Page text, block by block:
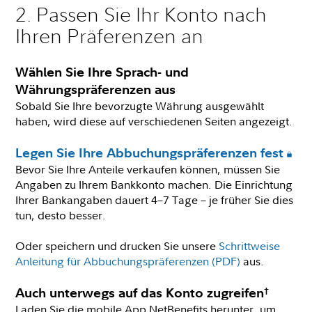
2. Passen Sie Ihr Konto nach
Ihren Präferenzen an
Wählen Sie Ihre Sprach- und
Währungspräferenzen aus
Sobald Sie Ihre bevorzugte Währung ausgewählt
haben, wird diese auf verschiedenen Seiten angezeigt.
Legen Sie Ihre Abbuchungspräferenzen fest
Bevor Sie Ihre Anteile verkaufen können, müssen Sie
Angaben zu Ihrem Bankkonto machen. Die Einrichtung
Ihrer Bankangaben dauert 4–7 Tage – je früher Sie dies
tun, desto besser.
Oder speichern und drucken Sie unsere Schrittweise
Anleitung für Abbuchungspräferenzen (PDF) aus.
Auch unterwegs auf das Konto zugreifen†